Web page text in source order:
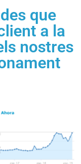
que
a la
nostres